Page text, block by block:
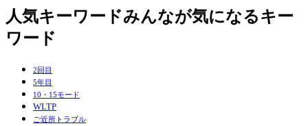
人気キーワードみんなが気になるキー
ワード
2回目
5年目
10・15モード
WLTP
ご近所トラブル